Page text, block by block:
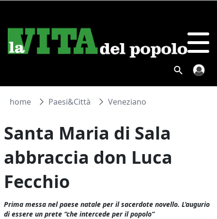
home Paesi&Città Veneziano
Santa Maria di Sala
abbraccia don Luca
Fecchio
Prima messa nel paese natale per il sacerdote novello. L’augurio
di essere un prete “che intercede per il popolo”